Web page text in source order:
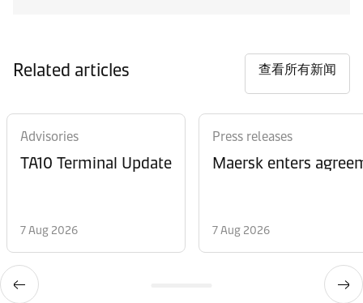
Related articles 查看所有新闻
Advisories
TA10 Terminal Update
7 Aug 2026
Press releases
Maersk enters
7 Aug 2026